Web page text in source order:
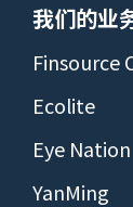
我们的业
Finsource
Ecolite
Eye Nation
YanMing